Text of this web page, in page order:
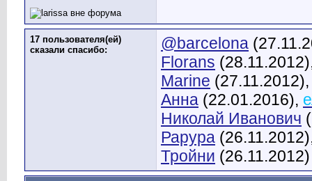
17 пользователя(ей)
сказали cпасибо:
@barcelona
Florans
Marine
Анна (22.01.2016),
Николай Иванович
Рарура
Тройни (26.11.2012)